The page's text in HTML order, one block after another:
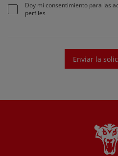
Doy mi consentimiento para las
perfiles
Enviar la